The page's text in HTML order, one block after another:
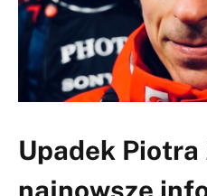
Upadek Piotra